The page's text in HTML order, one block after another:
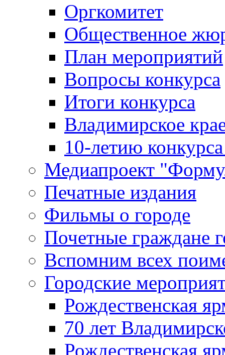
Оргкомитет
Общественное
План мероприятий
Вопросы конкурса
Итоги конкурса
Владимирское
10-летию
Медиапроект
Печатные издания
Фильмы о городе
Почетные граждане
Вспомним всех
Городские
Рождественская
70 лет
Рождественская